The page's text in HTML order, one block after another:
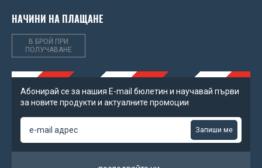
НАЧИНИ НА ПЛАЩАНЕ
В БРОЙ ПРИ
ПОЛУЧАВАНЕ
Абонирай се за нашия Е-mail бюлетин и научавай първи
за новите продукти и актуалните промоции
Запиши ме